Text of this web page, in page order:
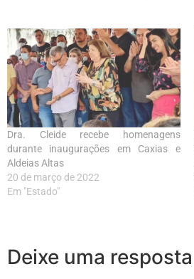
Dra. Cleide recebe homenagens
durante inaugurações em Caxias e
Aldeias Altas
20 de março de 2022
Em "Estado"
Deixe uma resposta